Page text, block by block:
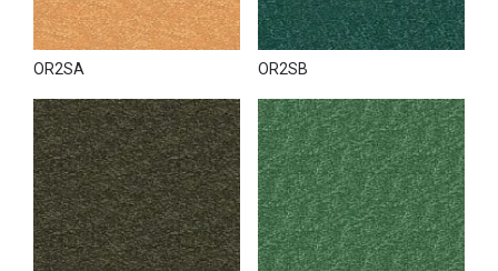
OR2SA OR2SB